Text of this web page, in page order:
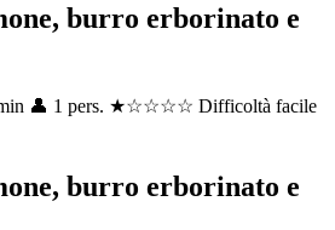
burro erborinato e
👤 1 pers. ★☆☆☆☆ Difficoltà facile
burro erborinato e